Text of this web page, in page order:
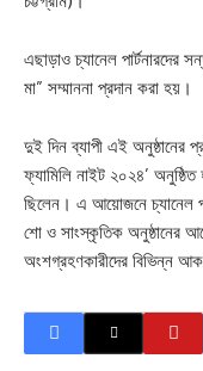
এছাড়াও চ্যানেল পার্টনারদের
মা” সম্মাননা প্রদান করা হয়।
দুই দিন ব্যাপী এই অনুষ্ঠানের
ফ্যামিলি নাইট ২০২৪’ অনুষ্ঠিত
ছিলেন। এ আয়োজনে চ্যানেল
শো ও সাংস্কৃতিক অনুষ্ঠানের
অংশগ্রহণকারীদের বিভিন্ন